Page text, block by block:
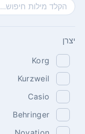
יצרן
Korg
Kurzweil
Casio
Behringer